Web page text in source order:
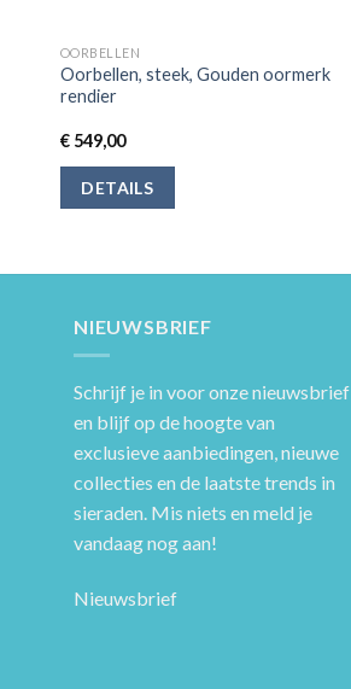
OORBELLEN
Oorbellen, steek, Gouden oormerk
rendier
€549,00
DETAILS
NIEUWSBRIEF
Schrijf je in voor onze nieuwsbrief
en blijf op de hoogte van
exclusieve aanbiedingen, nieuwe
collecties en de laatste trends in
sieraden. Mis niets en meld je
vandaag nog aan!
Nieuwsbrief